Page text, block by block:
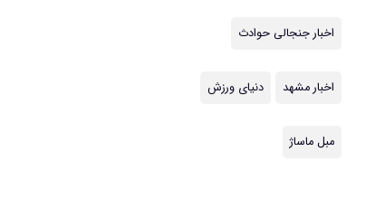
اخبار جنجالی حوادث
اخبار مشهد دنیای ورزش
مبل ماساژ